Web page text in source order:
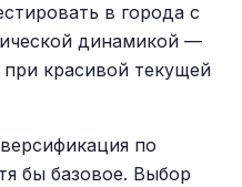
в города с
динамикой —
красивой текущей
по
бы базовое. Выбор